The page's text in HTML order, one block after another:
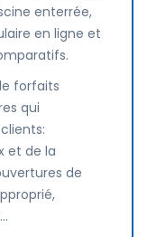
enterrée,
en ligne et
forfaits
qui
et de la
de